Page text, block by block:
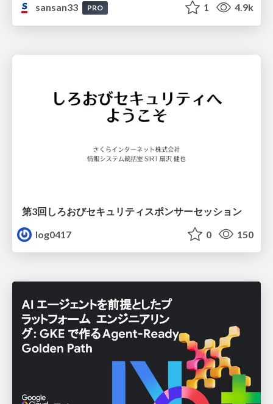
sansan33
PRO 1 4.9k
第3回しろおびセキュリティスポンサーセッション
log0417
0 150